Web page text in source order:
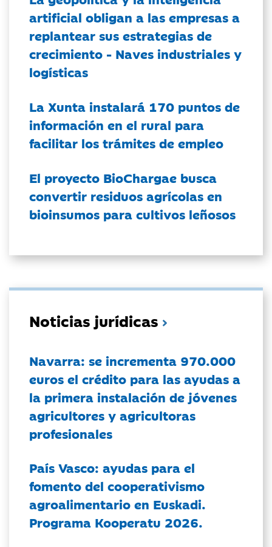
artificial obligan a las empresas a
replantear sus estrategias de
crecimiento - Naves industriales y
logísticas
La Xunta instalará 170 puntos de
información en el rural para
facilitar los trámites de empleo
El proyecto BioChargae busca
convertir residuos agrícolas en
bioinsumos para cultivos leñosos
Noticias jurídicas
Navarra: se incrementa 970.000
euros el crédito para las ayudas a
la primera instalación de jóvenes
agricultores y agricultoras
profesionales
País Vasco: ayudas para el
fomento del cooperativismo
agroalimentario en Euskadi.
Programa Kooperatu 2026.